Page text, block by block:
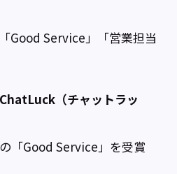
Good Service」「営業担当
（チャットラッ
「Good Service」を受賞